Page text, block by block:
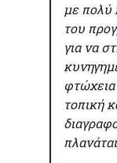
με πολύ
του
για να
φτώχεια
τοπική